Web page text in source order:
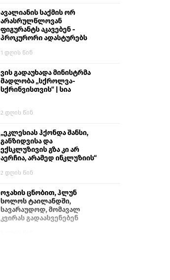
გიგა ავალიანს“
ავალიანის საქმის ორ
არასრულწლოვან
ფიგურანტს აკავებენ -
პროკურორი ადასტურებს
1 დღის წინ
ვის გადაუხადა მინისტრმა
მადლობა „სქროლვა-
სქრინვისთვის“ | სია
2 დღის წინ
„ეკლესიას ჰქონდა შანსი,
განზიდვისა და
ექსკლუზივის გზა კი არ
აერჩია, არამედ ინკლუზიის“
2 დღის წინ
ოჯახის ცნობით, ჰლუნ
სოლოს ტაილანდში,
სავარაუდოდ, მომავალ
კვირას გადაასვენებენ